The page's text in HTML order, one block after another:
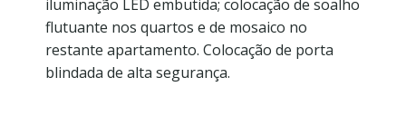
iluminação LED embutida; colocação de soalho
flutuante nos quartos e de mosaico no
restante apartamento. Colocação de porta
blindada de alta segurança.